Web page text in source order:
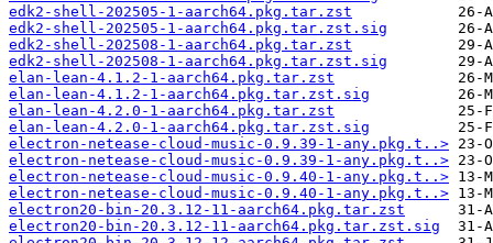
edk2-shell-202505-1-aarch64.pkg.tar.zst
edk2-shell-202505-1-aarch64.pkg.tar.zst.sig
edk2-shell-202508-1-aarch64.pkg.tar.zst
edk2-shell-202508-1-aarch64.pkg.tar.zst.sig
elan-lean-4.1.2-1-aarch64.pkg.tar.zst
elan-lean-4.1.2-1-aarch64.pkg.tar.zst.sig
elan-lean-4.2.0-1-aarch64.pkg.tar.zst
elan-lean-4.2.0-1-aarch64.pkg.tar.zst.sig
electron-netease-cloud-music-0.9.39-1-any.pkg.t..>
electron-netease-cloud-music-0.9.39-1-any.pkg.t..>
electron-netease-cloud-music-0.9.40-1-any.pkg.t..>
electron-netease-cloud-music-0.9.40-1-any.pkg.t..>
electron20-bin-20.3.12-11-aarch64.pkg.tar.zst
electron20-bin-20.3.12-11-aarch64.pkg.tar.zst.sig